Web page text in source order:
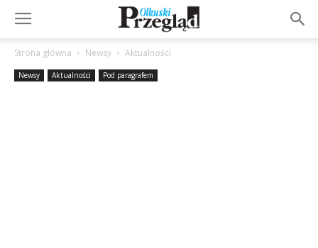
Strona główna Newsy Aktualności
Newsy Aktualności Pod paragrafem